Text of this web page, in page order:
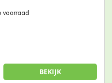
voorraad
BEKIJK